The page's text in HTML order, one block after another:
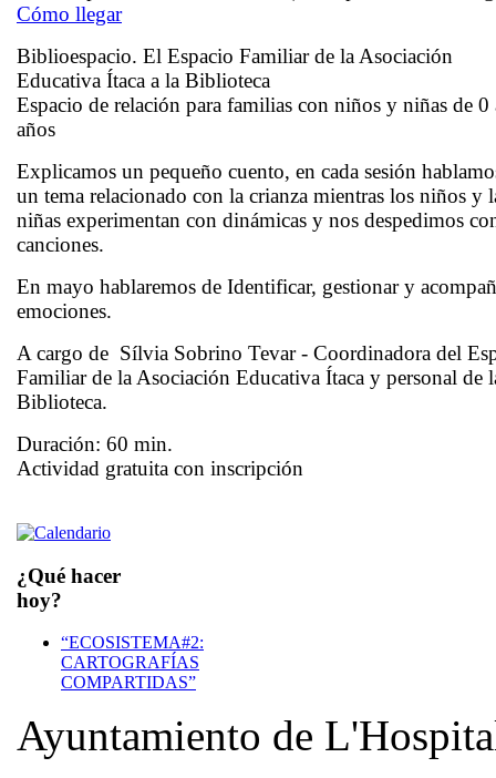
Cómo llegar
Biblioespacio. El Espacio Familiar de la Asociación
Educativa Ítaca a la Biblioteca
Espacio de relación para familias con niños y niñas de 0
años
Explicamos un pequeño cuento, en cada sesión
un tema relacionado con la crianza mientras los niños y
niñas experimentan con dinámicas y nos despedimos
canciones.
En mayo hablaremos de Identificar, gestionar y
emociones.
A cargo de Sílvia Sobrino Tevar - Coordinadora del
Familiar de la Asociación Educativa Ítaca y personal de
Biblioteca.
Duración: 60 min.
Actividad gratuita con inscripción
¿Qué hacer
hoy?
“ECOSISTEMA#2:
CARTOGRAFÍAS
COMPARTIDAS”
Ayuntamiento de